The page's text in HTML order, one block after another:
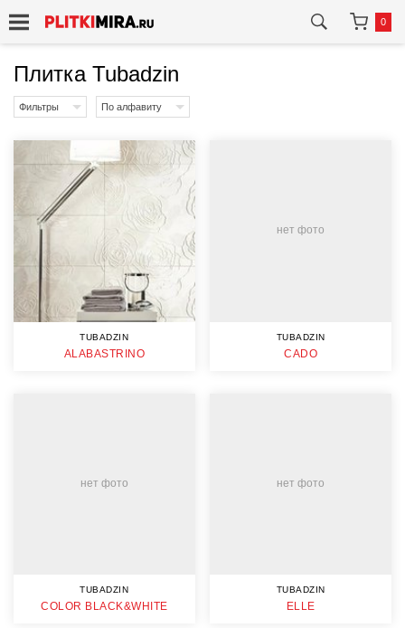
0
Плитка Tubadzin
Фильтры По алфавиту
TUBADZIN
ALABASTRINO
нет фото
TUBADZIN
CADO
нет фото
TUBADZIN
COLOR BLACK&WHITE
нет фото
TUBADZIN
ELLE